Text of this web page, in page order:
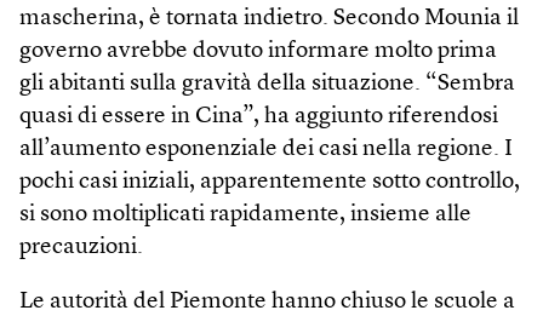
mascherina, è tornata indietro. Secondo Mounia il
governo avrebbe dovuto informare molto prima
gli abitanti sulla gravità della situazione. “Sembra
quasi di essere in Cina”, ha aggiunto riferendosi
all’aumento esponenziale dei casi nella regione. I
pochi casi iniziali, apparentemente sotto controllo,
si sono moltiplicati rapidamente, insieme alle
precauzioni.
Le autorità del Piemonte hanno chiuso le scuole a